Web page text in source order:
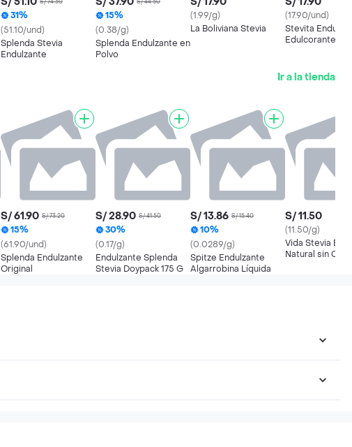
31%
(51.10/und)
Splenda Stevia
Endulzante
15%
(0.38/g)
Splenda Endulzante en
Polvo
(1.99/g)
La Boliviana Stevia
(17.90/und)
Stevita
Edulcorante
Ir a la tienda
S/ 61.90 S/ 73.20
15%
(61.90/und)
Splenda Endulzante
Original
S/ 28.90 S/ 41.50
30%
(0.17/g)
Endulzante Splenda
Stevia Doypack 175 G
S/ 13.86 S/ 15.40
10%
(0.0289/g)
Spitze Endulzante
Algarrobina Líquida
S/ 11.50
(11.50/g)
Vida Stevia
Natural sin